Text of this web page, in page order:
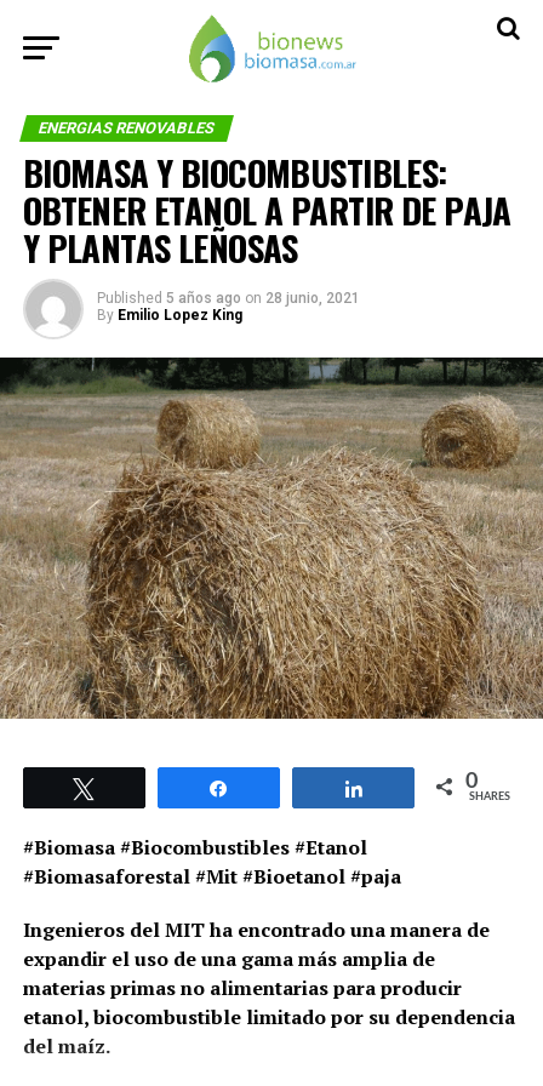
ENERGIAS RENOVABLES
BIOMASA Y BIOCOMBUSTIBLES:
OBTENER ETANOL A PARTIR DE PAJA
Y PLANTAS LEÑOSAS
Published 5 años ago on 28 junio, 2021
By Emilio Lopez King
0
SHARES
#Biomasa #Biocombustibles #Etanol
#Biomasaforestal #Mit #Bioetanol #paja
Ingenieros del MIT ha encontrado una manera de
expandir el uso de una gama más amplia de
materias primas no alimentarias para producir
etanol, biocombustible limitado por su dependencia
del maíz.